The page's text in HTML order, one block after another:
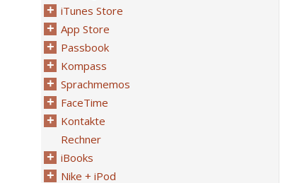
iTunes Store
App Store
Passbook
Kompass
Sprachmemos
FaceTime
Kontakte
Rechner
iBooks
Nike + iPod